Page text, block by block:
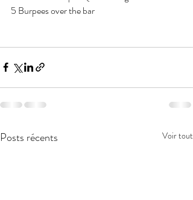
5 Burpees over the bar
Posts récents Voir tout